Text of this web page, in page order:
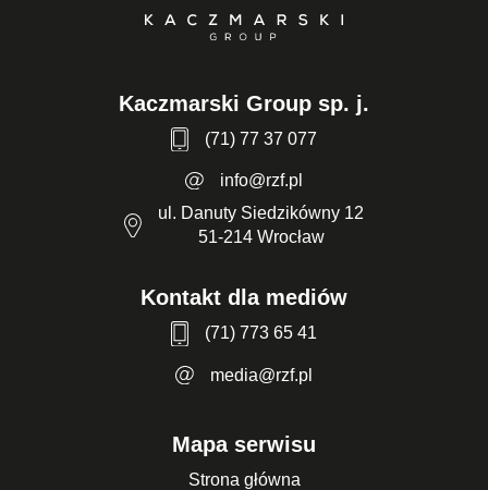
Kaczmarski Group sp. j.
(71) 77 37 077
info@rzf.pl
ul. Danuty Siedzikówny 12
51-214 Wrocław
Kontakt dla mediów
(71) 773 65 41
media@rzf.pl
Mapa serwisu
Strona główna